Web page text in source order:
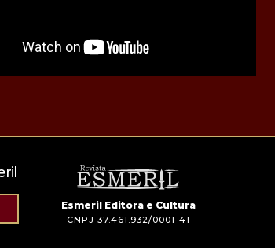
Esmeril Editora e Cultura
CNPJ 37.461.932/0001-41